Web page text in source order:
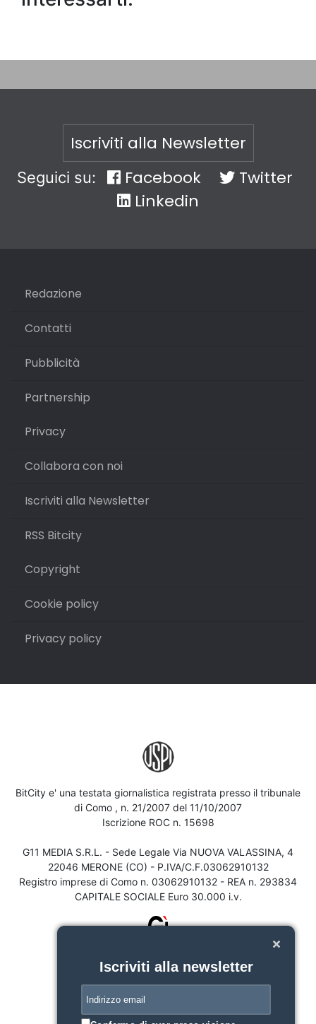
Iscriviti alla Newsletter
Seguici su: Facebook
Twitter
Linkedin
Redazione
Contatti
Pubblicità
Partnership
Privacy
Collabora con noi
Iscriviti alla Newsletter
RSS Bitcity
Copyright
Cookie policy
Privacy policy
BitCity e' una testata giornalistica registrata presso il tribunale
di Como , n. 21/2007 del 11/10/2007
Iscrizione ROC n. 15698
G11 MEDIA S.R.L. - Sede Legale Via NUOVA VALASSINA, 4
22046 MERONE (CO) - P.IVA/C.F.03062910132
Registro imprese di Como n. 03062910132 - REA n. 293834
CAPITALE SOCIALE Euro 30.000 i.v.
Iscriviti alla newsletter